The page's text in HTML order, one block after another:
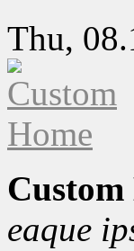
Thu,
Custom
eaque